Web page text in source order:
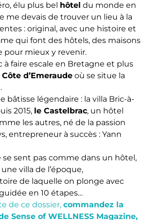
élu plus bel hôtel du monde en
me devais de trouver un lieu à la
: original, avec une histoire et
qui font des hôtels, des maisons
pour mieux y revenir.
à faire escale en Bretagne et plus
Côte d’Emeraude où se situe la
bâtisse légendaire : la villa Bric-à-
2015, le Castelbrac, un hôtel
les autres, né de la passion
entrepreneur à succès : Yann
se sent pas comme dans un hôtel,
villa de l’époque,
de laquelle on plonge avec
en 10 étapes…
de ce dossier, commandez la
Sense of WELLNESS Magazine,